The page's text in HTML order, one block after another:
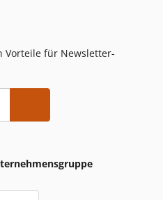
Vorteile für Newsletter-